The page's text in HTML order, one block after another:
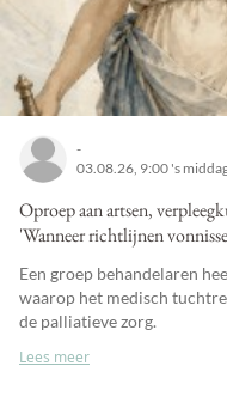
-
03.08.26, 9:00 's
Oproep aan artsen,
'Wanneer richtlijnen
Een groep behandelaren
waarop het medisch
de palliatieve zorg.
Lees meer